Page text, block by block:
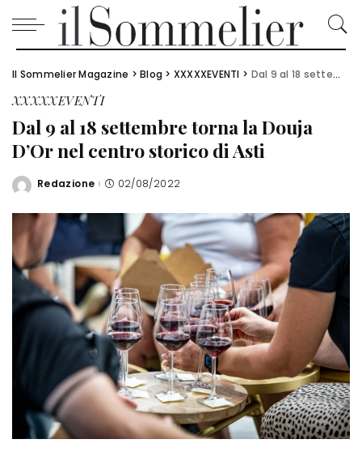
Il Sommelier Magazine >Blog > XXXXXEVENTI > Dal 9 al 18 settembre torna la Douja D’Or nel centro storico di Asti
XXXXXEVENTI
Dal 9 al 18 settembre torna la Douja
D’Or nel centro storico di Asti
Posted
Redazione 02/08/2022